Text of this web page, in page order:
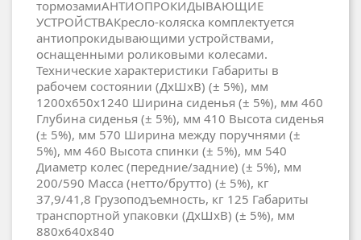
тормозамиАНТИОПРОКИДЫВАЮЩИЕ
УСТРОЙСТВАКресло-коляска комплектуется
антиопрокидывающими устройствами,
оснащенными роликовыми колесами.
Технические характеристики Габариты в
рабочем состоянии (ДхШхВ) (± 5%), мм
1200х650х1240 Ширина сиденья (± 5%), мм 460
Глубина сиденья (± 5%), мм 410 Высота сиденья
(± 5%), мм 570 Ширина между поручнями (±
5%), мм 460 Высота спинки (± 5%), мм 540
Диаметр колес (передние/задние) (± 5%), мм
200/590 Масса (нетто/брутто) (± 5%), кг
37,9/41,8 Грузоподъемность, кг 125 Габариты
транспортной упаковки (ДхШхВ) (± 5%), мм
880х640х840